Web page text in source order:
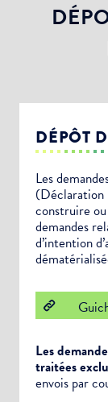
DÉPÔT
Les
(Déclaration
construire
demandes
d’intention
Les
traitées
envois par